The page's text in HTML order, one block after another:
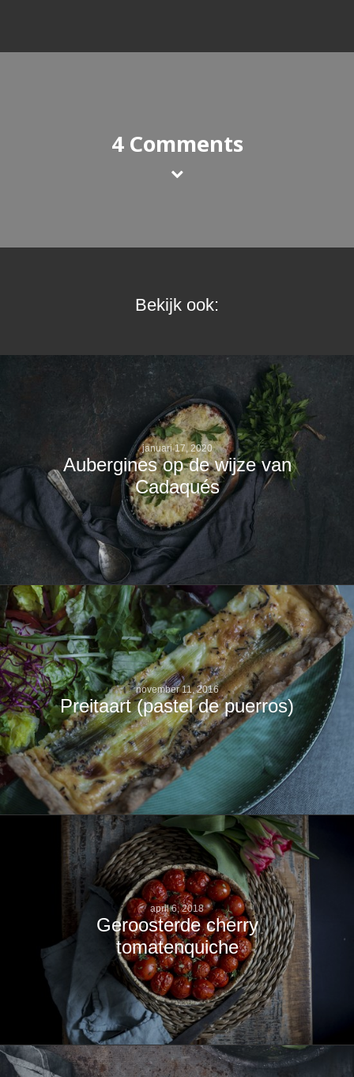
4 Comments
Bekijk ook:
januari 17, 2020
Aubergines op de wijze van
Cadaqués
november 11, 2016
Preitaart (pastel de puerros)
april 6, 2018
Geroosterde cherry
tomatenquiche